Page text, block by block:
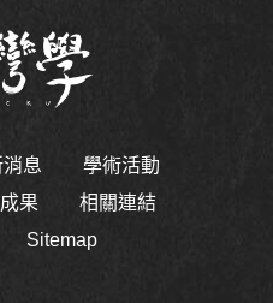
息
學術活動
果
相關連結
Sitemap